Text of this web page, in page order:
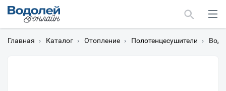
Главная › Каталог › Отопление › Полотенцесушители ›